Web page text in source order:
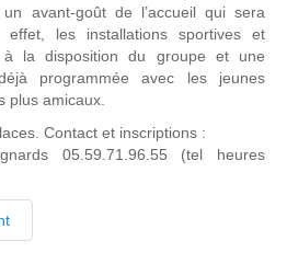
avant-goût de l’accueil qui sera
les installations sportives et
à la disposition du groupe et une
programmée avec les jeunes
plus amicaux.
Contact et inscriptions :
05.59.71.96.55 (tel heures